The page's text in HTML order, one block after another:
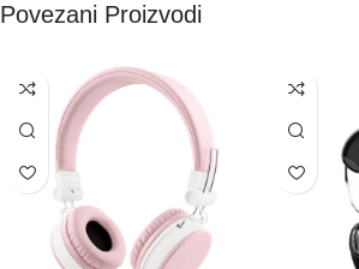
Povezani Proizvodi